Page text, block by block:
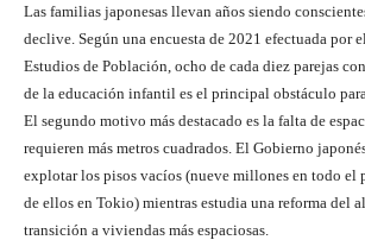
Las familias japonesas llevan años siendo
declive. Según una encuesta de 2021 efectuada por
Estudios de Población, ocho de cada diez parejas
de la educación infantil es el principal obstáculo
El segundo motivo más destacado es la falta de
requieren más metros cuadrados. El Gobierno
explotar los pisos vacíos (nueve millones en todo el
de ellos en Tokio) mientras estudia una reforma del
transición a viviendas más espaciosas.